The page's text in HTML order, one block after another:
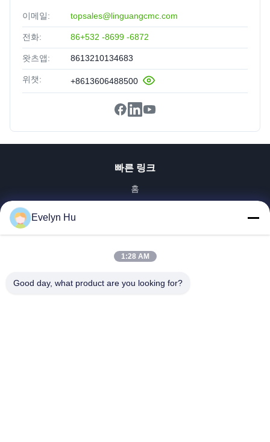
이메일: topsales@linguangcmc.com
전화: 86+532 -8699 -6872
왓츠앱: 8613210134683
위챗: +8613606488500
빠른 링크
홈
공장 투어
연락처
Evelyn Hu
1:28 AM
Good day, what product are you looking for?